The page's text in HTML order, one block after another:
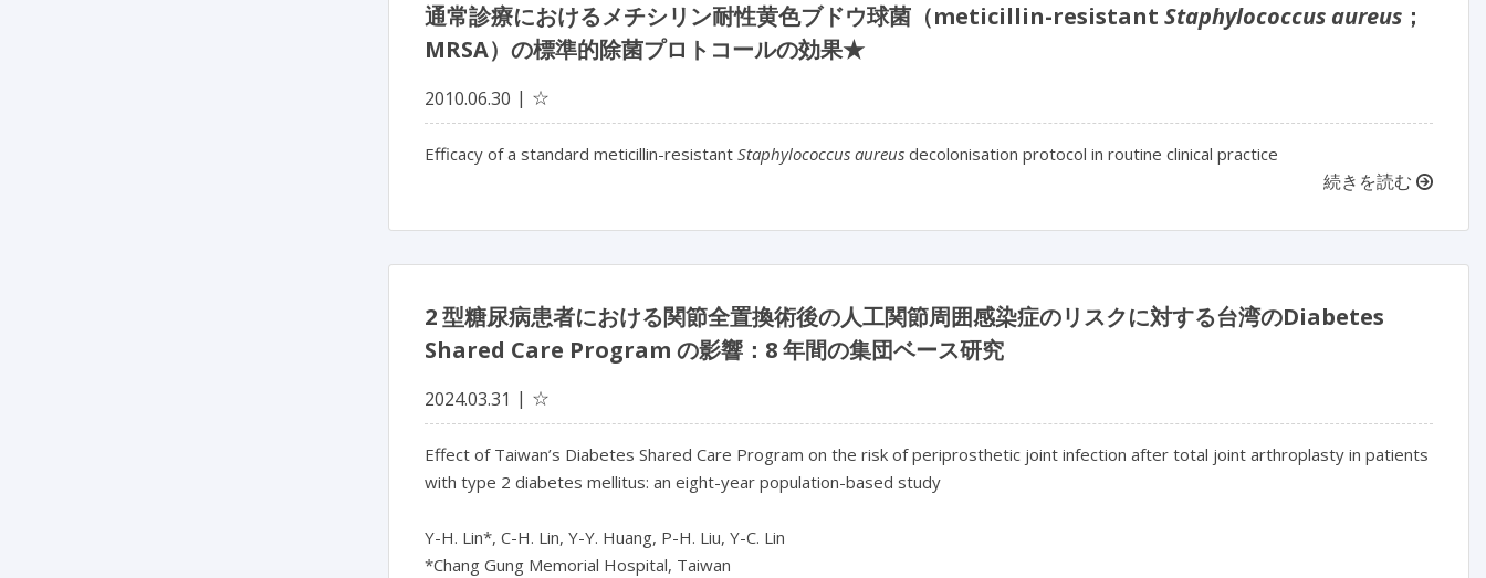
通常診療におけるメチシリン耐性黄色ブドウ球菌（meticillin-resistant Staphylococcus aureus ；
MRSA）の標準的除菌プロトコールの効果★
2010.06.30 ☆
Efficacy of a standard meticillin-resistant Staphylococcus aureus decolonisation protocol in routine clinical practice
続きを読む
2 型糖尿病患者における関節全置換術後の人工関節周囲感染症のリスクに対する台湾のDiabetes
Shared Care Program の影響：8 年間の集団ベース研究
2024.03.31 ☆
Effect of Taiwan’s Diabetes Shared Care Program on the risk of periprosthetic joint infection after total joint arthroplasty in patients
with type 2 diabetes mellitus: an eight-year population-based study
Y-H. Lin*, C-H. Lin, Y-Y. Huang, P-H. Liu, Y-C. Lin
*Chang Gung Memorial Hospital, Taiwan